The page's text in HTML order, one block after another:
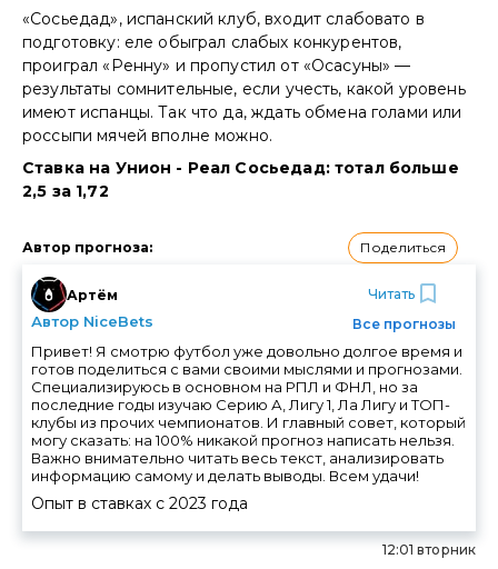
«Сосьедад», испанский клуб, входит слабовато в
подготовку: еле обыграл слабых конкурентов,
проиграл «Ренну» и пропустил от «Осасуны» —
результаты сомнительные, если учесть, какой уровень
имеют испанцы. Так что да, ждать обмена голами или
россыпи мячей вполне можно.
Ставка на Унион - Реал Сосьедад: тотал больше
2,5 за 1,72
Автор прогноза: Поделиться
Артём
Автор NiceBets
Читать
Все прогнозы
Привет! Я смотрю футбол уже довольно долгое время и
готов поделиться с вами своими мыслями и прогнозами.
Специализируюсь в основном на РПЛ и ФНЛ, но за
последние годы изучаю Серию А, Лигу 1, Ла Лигу и ТОП-
клубы из прочих чемпионатов. И главный совет, который
могу сказать: на 100% никакой прогноз написать нельзя.
Важно внимательно читать весь текст, анализировать
информацию самому и делать выводы. Всем удачи!
Опыт в ставках с 2023 года
12:01 вторник